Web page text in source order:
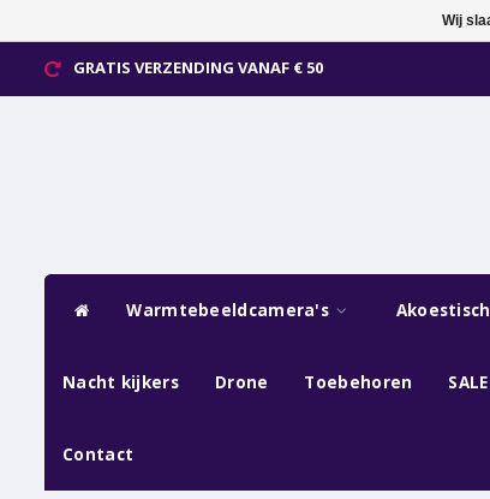
GRATIS VERZENDING VANAF € 50
Warmtebeeldcamera's
Nacht kijkers Drone Toebehoren SALE
Contact
Wij